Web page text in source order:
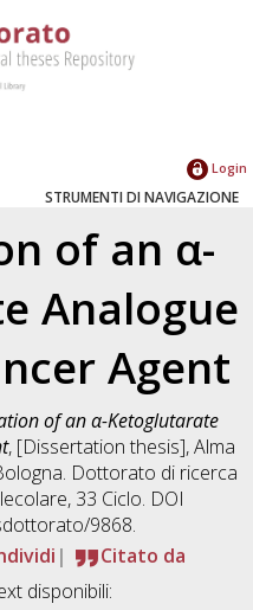
Login
STRUMENTI DI NAVIGAZIONE
of an α-
Analogue
Agent
of an α-Ketoglutarate
, [Dissertation thesis], Alma
Dottorato di ricerca
, 33 Ciclo. DOI
9868.
Citato da
disponibili: